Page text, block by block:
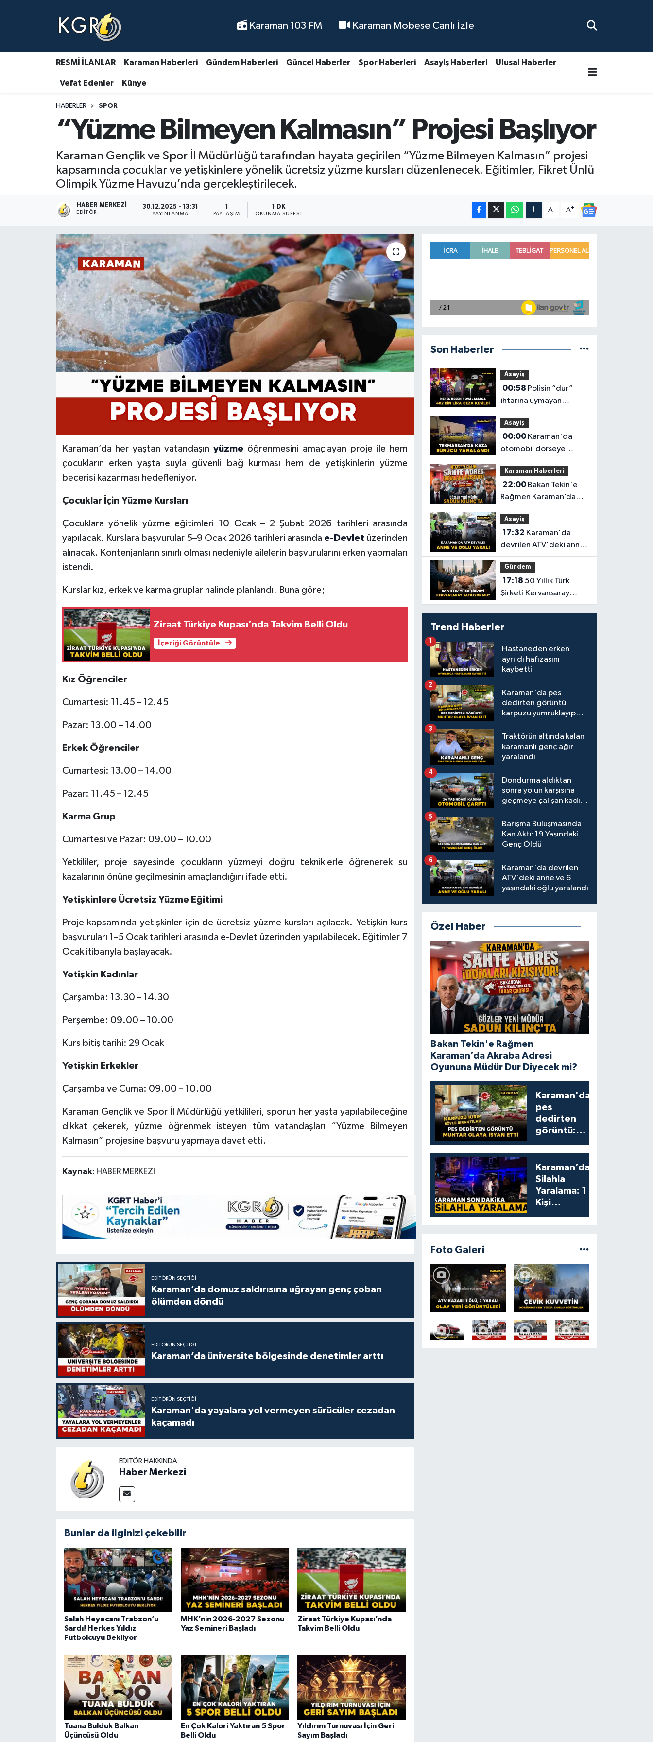
Karaman 103 FM Karaman Mobese Canlı İzle
RESMİ İLANLAR Karaman Haberleri Gündem Haberleri Güncel Haberler Spor Haberleri Asayiş Haberleri Ulusal Haberler
Vefat Edenler Künye
HABERLER SPOR
“Yüzme Bilmeyen Kalmasın” Projesi Başlıyor
Karaman Gençlik ve Spor İl Müdürlüğü tarafından hayata geçirilen “Yüzme Bilmeyen Kalmasın” projesi
kapsamında çocuklar ve yetişkinlere yönelik ücretsiz yüzme kursları düzenlenecek. Eğitimler, Fikret Ünlü
Olimpik Yüzme Havuzu’nda gerçekleştirilecek.
HABER MERKEZI
EDITÖR
30.12.2025 - 13:31
YAYINLANMA
1
PAYLAŞIM
1 DK
OKUNMA SÜRESI
A- A+
Karaman’da her yaştan vatandaşınyüzme öğrenmesini amaçlayan proje ile hem
çocukların erken yaşta suyla güvenli bağ kurması hem de yetişkinlerin yüzme
becerisi kazanması hedefleniyor.
Çocuklar İçin Yüzme Kursları
Çocuklara yönelik yüzme eğitimleri 10 Ocak – 2 Şubat 2026 tarihleri arasında
yapılacak. Kurslara başvurular 5–9 Ocak 2026 tarihleri arasında e-Devlet üzerinden
alınacak. Kontenjanların sınırlı olması nedeniyle ailelerin başvurularını erken yapmaları
istendi.
Kurslar kız, erkek ve karma gruplar halinde planlandı. Buna göre;
Ziraat Türkiye Kupası’nda Takvim Belli Oldu
İçeriği Görüntüle
Kız Öğrenciler
Cumartesi: 11.45 – 12.45
Pazar: 13.00 – 14.00
Erkek Öğrenciler
Cumartesi: 13.00 – 14.00
Pazar: 11.45 – 12.45
Karma Grup
Cumartesi ve Pazar: 09.00 – 10.00
Yetkililer, proje sayesinde çocukların yüzmeyi doğru tekniklerle öğrenerek su
kazalarının önüne geçilmesinin amaçlandığını ifade etti.
Yetişkinlere Ücretsiz Yüzme Eğitimi
Proje kapsamında yetişkinler için de ücretsiz yüzme kursları açılacak. Yetişkin kurs
başvuruları 1–5 Ocak tarihleri arasında e-Devlet üzerinden yapılabilecek. Eğitimler 7
Ocak itibarıyla başlayacak.
Yetişkin Kadınlar
Çarşamba: 13.30 – 14.30
Perşembe: 09.00 – 10.00
Kurs bitiş tarihi: 29 Ocak
Yetişkin Erkekler
Çarşamba ve Cuma: 09.00 – 10.00
Karaman Gençlik ve Spor İl Müdürlüğü yetkilileri, sporun her yaşta yapılabileceğine
dikkat çekerek, yüzme öğrenmek isteyen tüm vatandaşları “Yüzme Bilmeyen
Kalmasın” projesine başvuru yapmaya davet etti.
Kaynak: HABER MERKEZİ
EDITÖRÜN SEÇTIĞI
Karaman’da domuz saldırısına uğrayan genç çoban
ölümden döndü
EDITÖRÜN SEÇTIĞI
Karaman’da üniversite bölgesinde denetimler arttı
EDITÖRÜN SEÇTIĞI
Karaman'da yayalara yol vermeyen sürücüler cezadan
kaçamadı
EDITÖR HAKKINDA
Haber Merkezi
Bunlar da ilginizi çekebilir
Salah Heyecanı Trabzon’u
Sardı! Herkes Yıldız
Futbolcuyu Bekliyor
MHK’nin 2026-2027 Sezonu
Yaz Semineri Başladı
Ziraat Türkiye Kupası’nda
Takvim Belli Oldu
Tuana Bulduk Balkan
Üçüncüsü Oldu
En Çok Kalori Yaktıran 5 Spor
Belli Oldu
Yıldırım Turnuvası İçin Geri
Sayım Başladı
Son Haberler
Asayiş
00:58
ihtarına uymayan
motosiklet sürücüsüne
402 bin lira ceza kesildi
Asayiş
00:00Karaman'da
otomobil dorseye
çarptı: 1 yaralı
Karaman Haberleri
22:00Bakan Tekin'e
Rağmen Karaman’da
Akraba Adresi Oyununa
Müdür Dur Diyecek mi?
Asayiş
17:32
devrilen ATV'deki anne
ve 6 yaşındaki oğlu
yaralandı
Gündem
17:18
Şirketi Kervansaray
Satılıyor mu?
Trend Haberler
Hastaneden erken
ayrıldı hafızasını
kaybetti
1
Karaman'da pes
dedirten görüntü:
karpuzu yumruklayıp
kamelyada bıraktılar
2
Traktörün altında kalan
karamanlı genç ağır
yaralandı
3
Dondurma aldıktan
sonra yolun karşısına
geçmeye çalışan kadına
4
Barışma Buluşmasında
Kan Aktı: 19 Yaşındaki
Genç Öldü
5
Karaman'da devrilen
ATV'deki anne ve 6
yaşındaki oğlu yaralandı
6
Özel Haber
Bakan Tekin'e Rağmen
Karaman’da Akraba Adresi
Oyununa Müdür Dur Diyecek mi?
Karaman'da
pes
dedirten
görüntü:
yumruklayıp
yediler,
artıklarını
kamelyada
bıraktılar
Karaman’da
Silahla
Yaralama: 1
Kişi
Foto Galeri
Karaman Haberleri
Gündem Haberleri
Güncel Haberler
Asayiş Haberleri
Ulusal Haberler
Vefat Edenler